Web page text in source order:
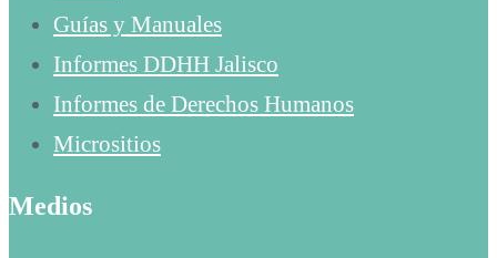
Guías y Manuales
Informes DDHH Jalisco
Informes de Derechos Humanos
Micrositios
Medios